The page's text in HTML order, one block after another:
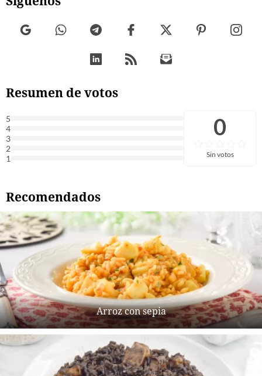
Resumen de votos
5
4
3
2
1
0
Sin votos
Recomendados
Arroz con sepia